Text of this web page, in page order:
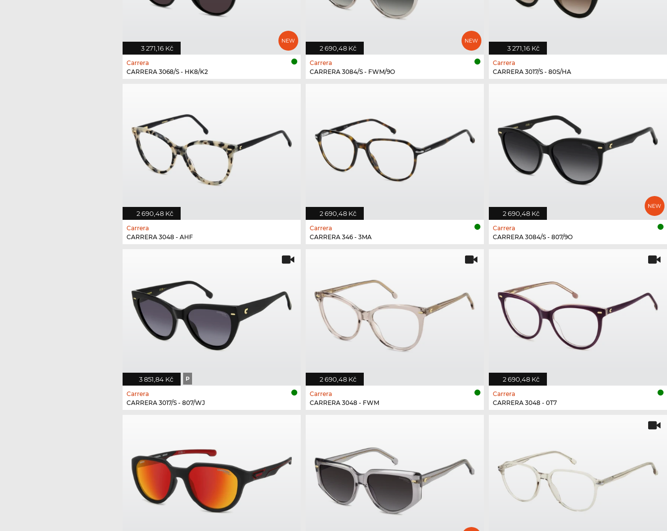
3 271,16 Kč
Carrera
CARRERA 3068/S - HK8/K2
2 690,48 Kč
Carrera
CARRERA 3084/S - FWM/9O
3 271,16 Kč
Carrera
CARRERA 3017/S - 80S/HA
2 690,48 Kč
Carrera
CARRERA 3048 - AHF
2 690,48 Kč
Carrera
CARRERA 346 - 3MA
2 690,48 Kč
Carrera
CARRERA 3084/S - 807/9O
3 851,84 Kč P
Carrera
CARRERA 3017/S - 807/WJ
2 690,48 Kč
Carrera
CARRERA 3048 - FWM
2 690,48 Kč
Carrera
CARRERA 3048 - 0T7